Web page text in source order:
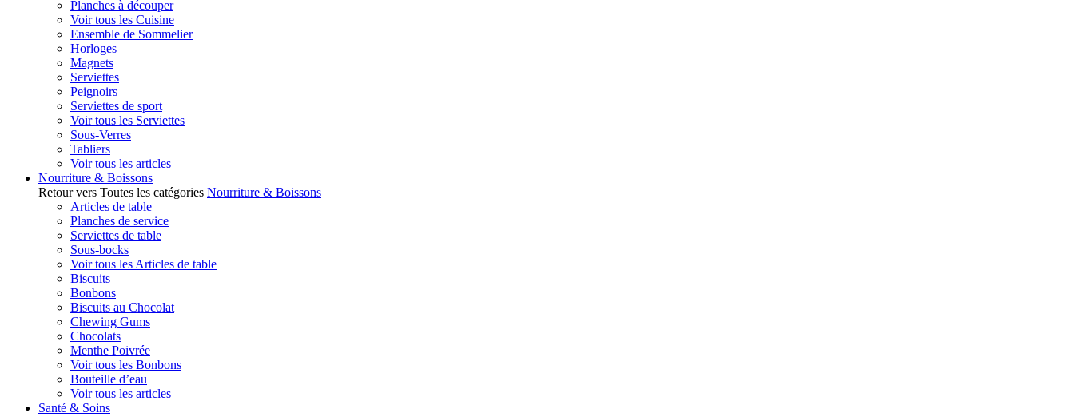
Planches à découper
Voir tous les Cuisine
Ensemble de Sommelier
Horloges
Magnets
Serviettes
Peignoirs
Serviettes de sport
Voir tous les Serviettes
Sous-Verres
Tabliers
Voir tous les articles
Nourriture & Boissons
Retour vers Toutes les catégories Nourriture & Boissons
Articles de table
Planches de service
Serviettes de table
Sous-bocks
Voir tous les Articles de table
Biscuits
Bonbons
Biscuits au Chocolat
Chewing Gums
Chocolats
Menthe Poivrée
Voir tous les Bonbons
Bouteille d’eau
Voir tous les articles
Santé & Soins